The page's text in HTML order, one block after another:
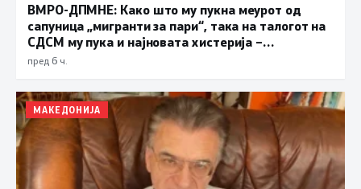
ВМРО-ДПМНЕ: Како што му пукна меурот од
сапуница „мигранти за пари“, така на талогот на
СДСМ му пука и најновата хистерија –
прифаќање на француски предлог
пред 6 ч.
МАКЕДОНИЈА